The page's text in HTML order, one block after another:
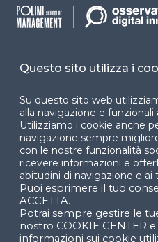
Facebook
© 2024 Copyright ©
di Ingegneria Gestionale
Questo sito utilizza i
Su questo sito web
alla navigazione e funzionali
Utilizziamo i cookie anche
navigazione sempre
con le nostre funzionalità
ricevere informazioni e
abitudini di navigazione e ai
Puoi esprimere il tuo
ACCETTA.
Potrai sempre gestire le
nostro COOKIE CENTER
informazioni sui cookie